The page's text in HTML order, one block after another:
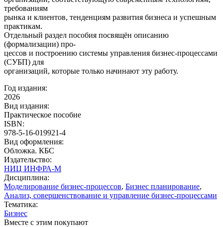
требованиям
рынка и клиентов, тенденциям развития бизнеса и успешным
практикам.
Отдельный раздел пособия посвящён описанию
(формализации) про-
цессов и построению системы управления бизнес-процессами
(СУБП) для
организаций, которые только начинают эту работу.
Год издания:
2026
Вид издания:
Практическое пособие
ISBN:
978-5-16-019921-4
Вид оформления:
Обложка. КБС
Издательство:
НИЦ ИНФРА-М
Дисциплина:
Моделирование бизнес-процессов, Бизнес планирование,
Анализ, совершенствование и управление бизнес-процессами
Тематика:
Бизнес
Вместе с этим покупают